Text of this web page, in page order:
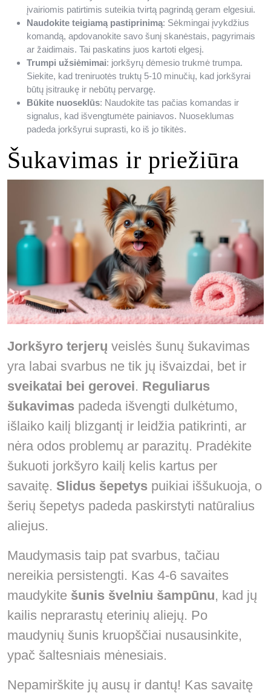
įvairiomis patirtimis suteikia tvirtą pagrindą geram elgesiui.
Naudokite teigiamą pastiprinimą: Sėkmingai įvykdžius
komandą, apdovanokite savo šunį skanėstais, pagyrimais
ar žaidimais. Tai paskatins juos kartoti elgesį.
Trumpi užsiėmimai: jorkšyrų dėmesio trukmė trumpa.
Siekite, kad treniruotės truktų 5-10 minučių, kad jorkšyrai
būtų įsitraukę ir nebūtų pervargę.
Būkite nuoseklūs: Naudokite tas pačias komandas ir
signalus, kad išvengtumėte painiavos. Nuoseklumas
padeda jorkšyrui suprasti, ko iš jo tikitės.
Šukavimas ir priežiūra
Jorkšyro terjerų veislės šunų šukavimas
yra labai svarbus ne tik jų išvaizdai, bet ir
sveikatai bei gerovei. Reguliarus
šukavimas padeda išvengti dulkėtumo,
išlaiko kailį blizgantį ir leidžia patikrinti, ar
nėra odos problemų ar parazitų. Pradėkite
šukuoti jorkšyro kailį kelis kartus per
savaitę. Slidus šepetys puikiai iššukuoja, o
šerių šepetys padeda paskirstyti natūralius
aliejus.
Maudymasis taip pat svarbus, tačiau
nereikia persistengti. Kas 4-6 savaites
maudykite šunis švelniu šampūnu, kad jų
kailis neprarastų eterinių aliejų. Po
maudynių šunis kruopščiai nusausinkite,
ypač šaltesniais mėnesiais.
Nepamirškite jų ausų ir dantų! Kas savaitę